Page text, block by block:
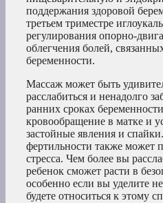
поддержания здоровой
третьем триместре
регулирования опорно-
облегчения болей,
беременности.
Массаж может быть
расслабиться и ненадолго
ранних сроках
кровообращение в матке и
застойные явления и
фертильности также может
стресса. Чем более вы
ребенок сможет расти в
особенно если вы уделите
будете относиться к этому